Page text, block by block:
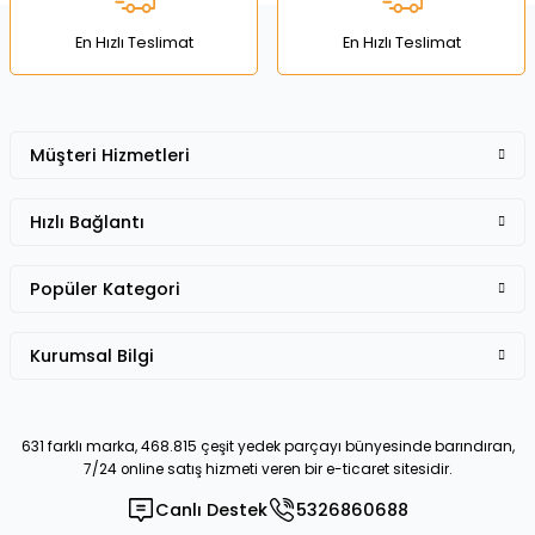
Bu ürüne benzer farklı alternatifler olmalı.
En Hızlı Teslimat En Hızlı Teslimat
631 farklı marka, 468.815 çeşit yedek parçayı bünyesinde barındıran,
7/24 online satış hizmeti veren bir e-ticaret sitesidir.
Canlı Destek 5326860688
Müşteri Hizmetleri
Hızlı Bağlantı
Popüler Kategori
Kurumsal Bilgi